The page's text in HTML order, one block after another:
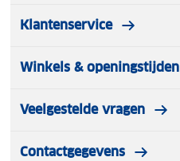
Klantenservice
Winkels & openingstijden
Veelgestelde vragen
Contactgegevens